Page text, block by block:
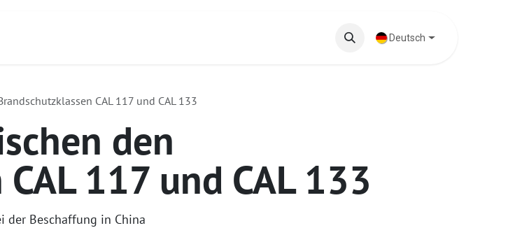
Deutsch
CAL 117 und CAL 133
den
117 und CAL 133
der Beschaffung in China